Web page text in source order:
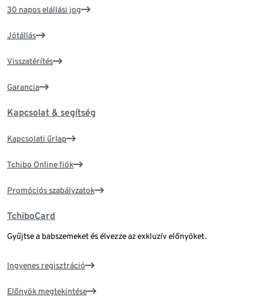
30 napos elállási jog
Jótállás
Visszatérítés
Garancia
Kapcsolat & segítség
Kapcsolati űrlap
Tchibo Online fiók
Promóciós szabályzatok
TchiboCard
Gyűjtse a babszemeket és élvezze az exkluzív előnyöket.
Ingyenes regisztráció
Előnyök megtekintése